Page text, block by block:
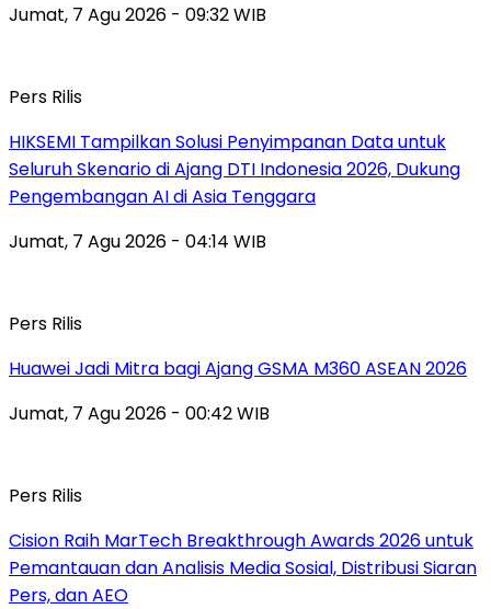
Jumat, 7 Agu 2026 - 09:32 WIB
Pers Rilis
HIKSEMI Tampilkan Solusi Penyimpanan Data untuk
Seluruh Skenario di Ajang DTI Indonesia 2026, Dukung
Pengembangan AI di Asia Tenggara
Jumat, 7 Agu 2026 - 04:14 WIB
Pers Rilis
Huawei Jadi Mitra bagi Ajang GSMA M360 ASEAN 2026
Jumat, 7 Agu 2026 - 00:42 WIB
Pers Rilis
Cision Raih MarTech Breakthrough Awards 2026 untuk
Pemantauan dan Analisis Media Sosial, Distribusi Siaran
Pers, dan AEO